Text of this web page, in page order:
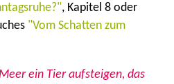
, Kapitel 8 oder
"Vom Schatten zum
ein Tier aufsteigen, das